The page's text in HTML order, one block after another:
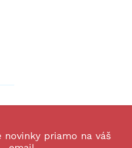
novinky priamo na váš